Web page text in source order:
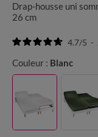
Drap-housse uni
26 cm
4.7/5 -
Couleur : Blanc